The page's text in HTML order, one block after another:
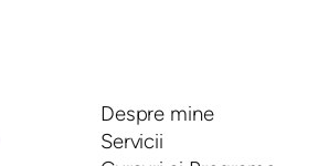
Despre mine
Servicii